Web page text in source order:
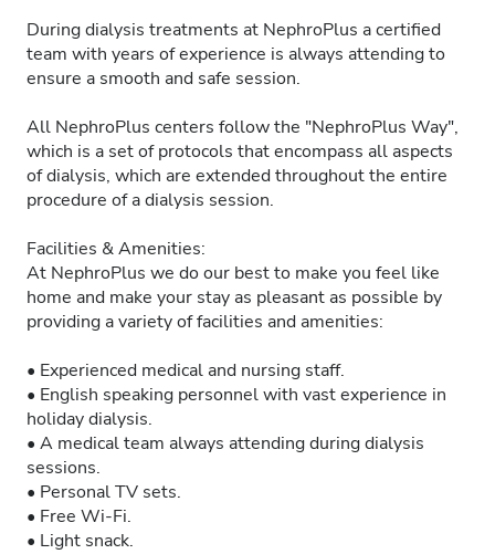
During dialysis treatments at NephroPlus a certified
team with years of experience is always attending to
ensure a smooth and safe session.
All NephroPlus centers follow the "NephroPlus Way",
which is a set of protocols that encompass all aspects
of dialysis, which are extended throughout the entire
procedure of a dialysis session.
Facilities & Amenities:
At NephroPlus we do our best to make you feel like
home and make your stay as pleasant as possible by
providing a variety of facilities and amenities:
• Experienced medical and nursing staff.
• English speaking personnel with vast experience in
holiday dialysis.
• A medical team always attending during dialysis
sessions.
• Personal TV sets.
• Free Wi-Fi.
• Light snack.